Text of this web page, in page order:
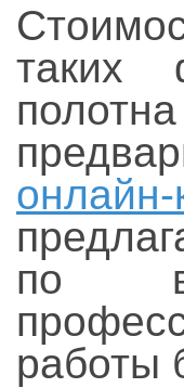
таких
онлайн-
по
работы